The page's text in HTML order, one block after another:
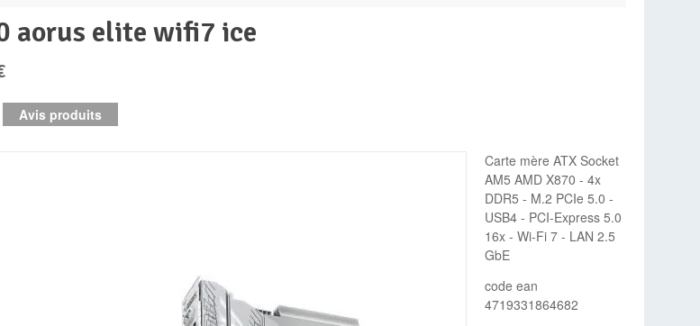
PC
graphique
Carte mère
aorus elite wifi7 ice
Avis produits
Carte mère ATX Socket
AM5 AMD X870 - 4x
DDR5 - M.2 PCIe 5.0 -
USB4 - PCI-Express 5.0
16x - Wi-Fi 7 - LAN 2.5
GbE
code ean
4719331864682